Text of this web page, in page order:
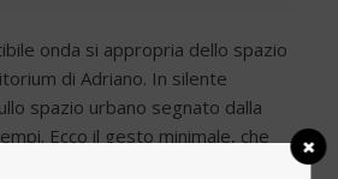
onda si appropria dello spazio
di Adriano. In silente
spazio urbano segnato dalla
Ecco il gesto minimale, che